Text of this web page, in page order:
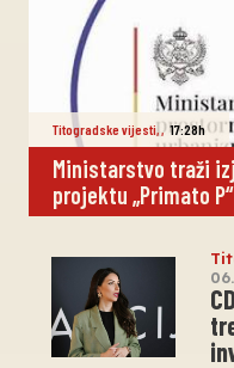
Titogradske vijesti,, 17:28h
Ministarstvo traži
projektu „Primato